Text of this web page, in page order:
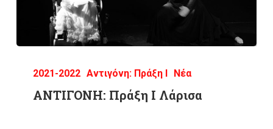
2021-2022 Αντιγόνη: Πράξη Ι Νέα
ΑΝΤΙΓΟΝΗ: Πράξη Ι Λάρισα